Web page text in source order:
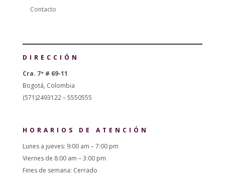
Contacto
DIRECCIÓN
Cra. 7ª # 69-11
Bogotá, Colombia
(571)2493122 – 5550555
HORARIOS DE ATENCIÓN
Lunes a jueves: 9:00 am – 7:00 pm
Viernes de 8:00 am – 3:00 pm
Fines de semana: Cerrado